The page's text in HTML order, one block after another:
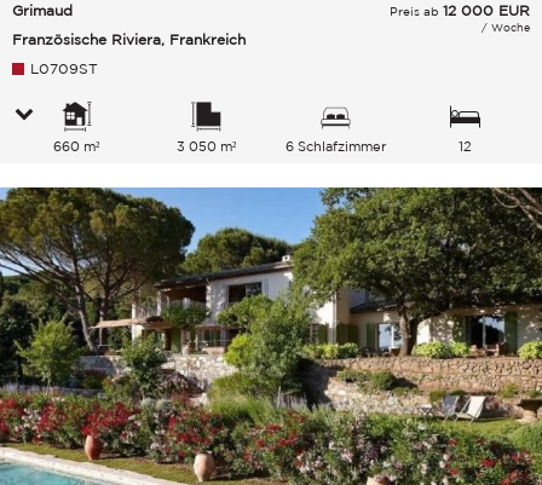
Grimaud
Französische Riviera, Frankreich
Preis ab 12 000 EUR
/ Woche
L0709ST
660 m² 3 050 m² 6 Schlafzimmer
12